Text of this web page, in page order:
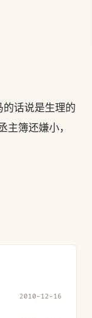
话说是生理的
簿还嫌小，
2010-12-16